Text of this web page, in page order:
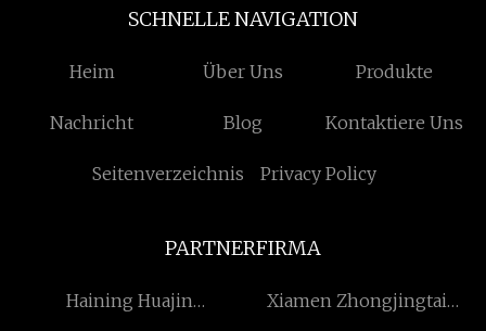
SCHNELLE NAVIGATION
Heim Über Uns Produkte
Nachricht Blog Kontaktiere Uns
Seitenverzeichnis Privacy Policy
PARTNERFIRMA
Haining Huajin
Xiamen Zhongjingtai